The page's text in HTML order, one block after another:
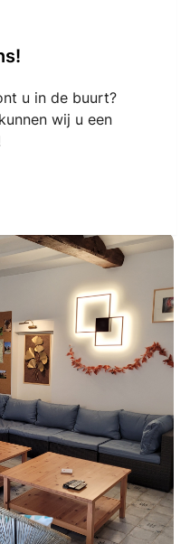
u in de buurt?
wij u een